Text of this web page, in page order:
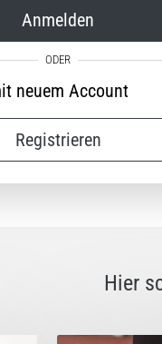
Anmelden
neuem Account
Registrieren
Hier